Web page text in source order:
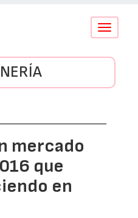
Conmutar
mercado
que
en